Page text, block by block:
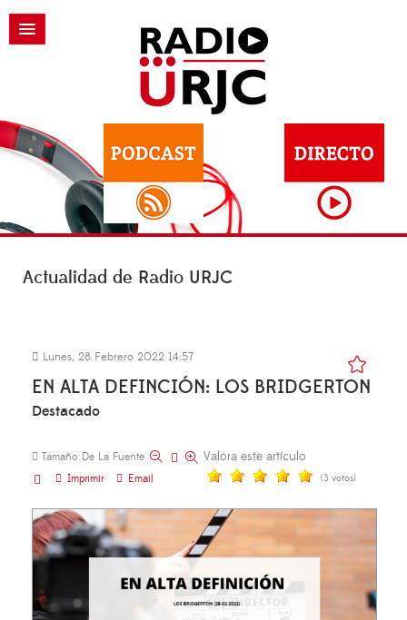
Actualidad de Radio URJC
Lunes, 28 Febrero 2022 14:57
EN ALTA DEFINCIÓN: LOS BRIDGERTON
Destacado
Tamaño De La Fuente
Imprimir
Email
Valora este artículo
(3 votos)